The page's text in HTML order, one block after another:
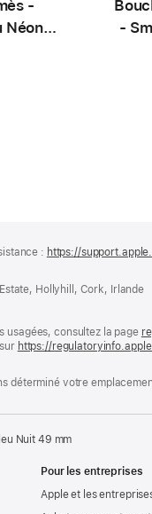
-
Néon
-
: https://
Hollyhill, Cork, Irlande
usagées, consultez la page
https://
déterminé votre
Nuit 49 mm
Pour les entreprises
Apple et les